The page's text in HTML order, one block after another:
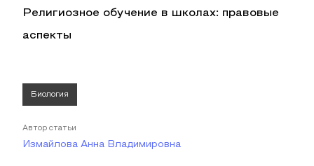
Религиозное обучение в школах: правовые
аспекты
Биология
Автор статьи
Измайлова Анна Владимировна